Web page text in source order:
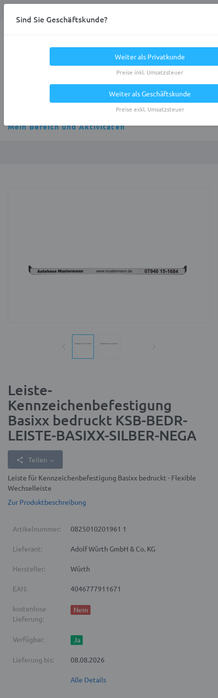
Mein Bereich und Aktivitäten
Leiste-
Kennzeichenbefestigung
Basixx bedruckt KSB-BEDR-
LEISTE-BASIXX-SILBER-NEGA
Teilen
Leiste für Kennzeichenbefestigung Basixx bedruckt - Flexible
Wechselleiste
Zur Produktbeschreibung
Artikelnummer: 0825010201961 1
Lieferant: Adolf Würth GmbH & Co. KG
Hersteller: Würth
EAN: 4046777911671
kostenlose
Lieferung:
Nein
Verfügbar: Ja
Lieferung bis: 08.08.2026
Alle Details
Sind Sie Geschäftskunde?
Weiter als Privatkunde
Preise inkl. Umsatzsteuer
Weiter als Geschäftskunde
Preise exkl. Umsatzsteuer